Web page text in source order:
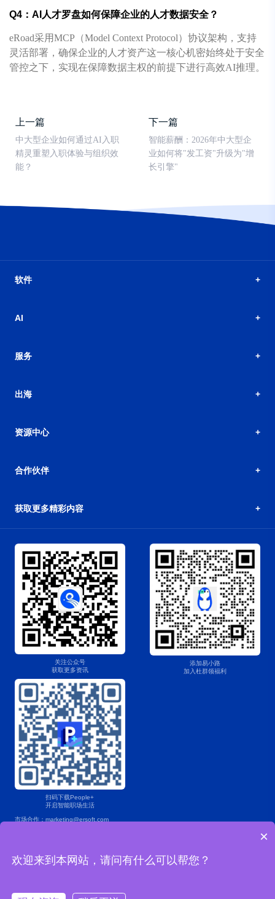
Q4：AI人才罗盘如何保障企业的人才数据安全？
eRoad采用MCP（Model Context Protocol）协议架构，支持
灵活部署，确保企业的人才资产这一核心机密始终处于安全
管控之下，实现在保障数据主权的前提下进行高效AI推理。
上一篇
中大型企业如何通过AI入职
精灵重塑入职体验与组织效
能？
下一篇
智能薪酬：2026年中大型企
业如何将"发工资"升级为"增
长引擎"
软件
AI
服务
出海
资源中心
合作伙伴
获取更多精彩内容
关注公众号
获取更多资讯
添加易小路
加入杜群领福利
扫码下载People+
开启智能职场生活
市场合作：marketing@ersoft.com
×
欢迎来到本网站，请问有什么可以帮您？